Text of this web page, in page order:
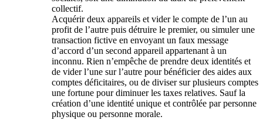
collectif.
Acquérir deux appareils et vider le compte de l’un au
profit de l’autre puis détruire le premier, ou simuler une
transaction fictive en envoyant un faux message
d’accord d’un second appareil appartenant à un
inconnu. Rien n’empêche de prendre deux identités et
de vider l’une sur l’autre pour bénéficier des aides aux
comptes déficitaires, ou de diviser sur plusieurs comptes
une fortune pour diminuer les taxes relatives. Sauf la
création d’une identité unique et contrôlée par personne
physique ou personne morale.